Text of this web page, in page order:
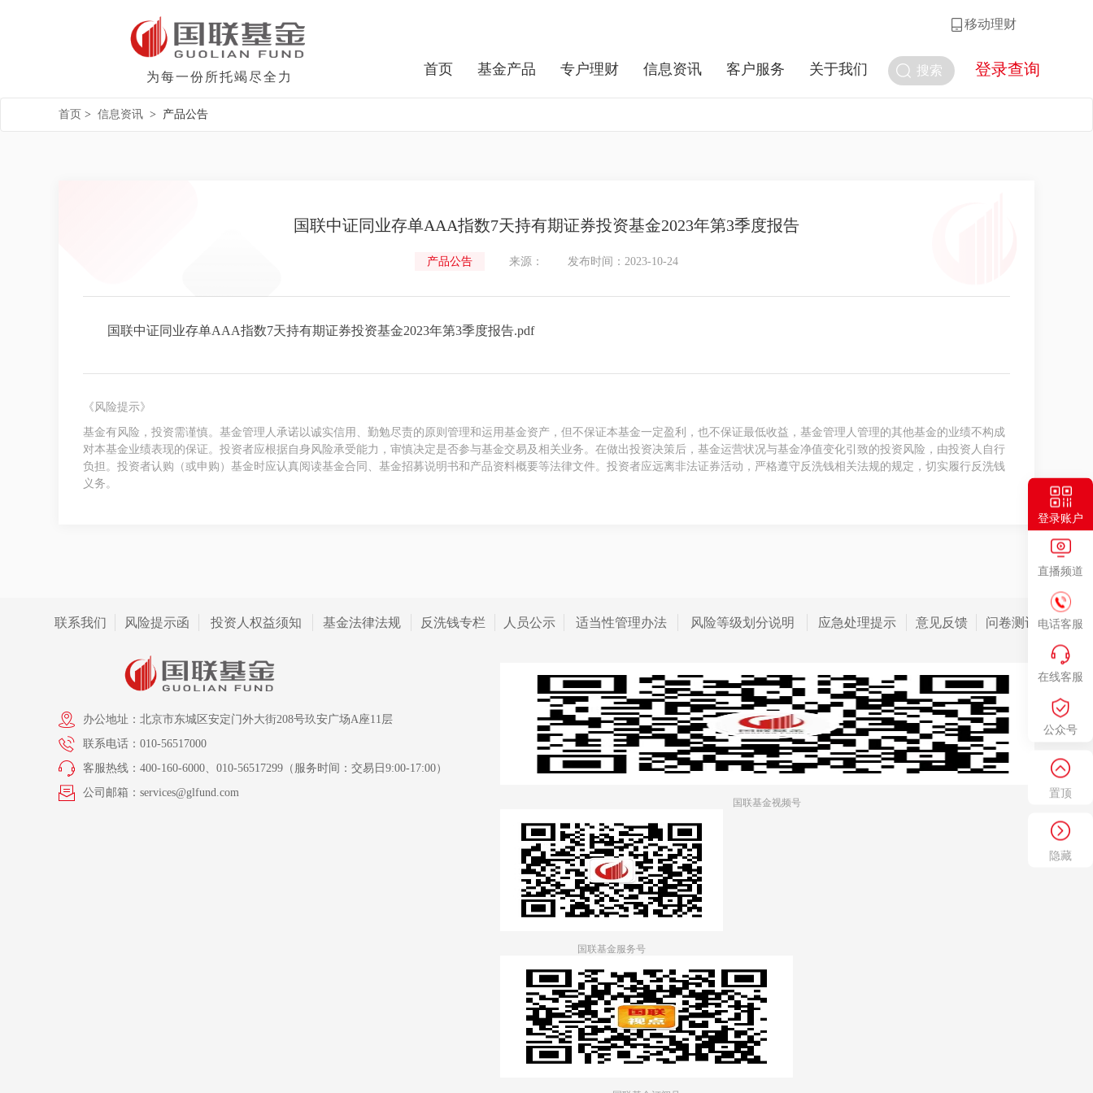
登录账户
直播频道
电话客服
在线客服
公众号
置顶
隐藏
移动理财
为每一份所托竭尽全力 搜索 登录查询
首页 基金产品 专户理财 信息资讯 客户服务 关于我们
首页 > 信息资讯 > 产品公告
国联中证同业存单AAA指数7天持有期证券投资基金2023年第3季度报告
产品公告 来源： 发布时间：2023-10-24
国联中证同业存单AAA指数7天持有期证券投资基金2023年第3季度报告.pdf
《风险提示》
基金有风险，投资需谨慎。基金管理人承诺以诚实信用、勤勉尽责的原则管理和运用基金资产，但不保证本基金一定盈利，也不保证最低收益，基金管理人管理的其他基金的业绩不构成
对本基金业绩表现的保证。投资者应根据自身风险承受能力，审慎决定是否参与基金交易及相关业务。在做出投资决策后，基金运营状况与基金净值变化引致的投资风险，由投资人自行
负担。投资者认购（或申购）基金时应认真阅读基金合同、基金招募说明书和产品资料概要等法律文件。投资者应远离非法证券活动，严格遵守反洗钱相关法规的规定，切实履行反洗钱
义务。
联系我们 风险提示函 投资人权益须知 基金法律法规 反洗钱专栏 人员公示 适当性管理办法 风险等级划分说明 应急处理提示 意见反馈 问卷测评
办公地址：北京市东城区安定门外大街208号玖安广场A座11层
联系电话：010-56517000
客服热线：400-160-6000、010-56517299（服务时间：交易日9:00-17:00）
公司邮箱：services@glfund.com
国联基金视频号
国联基金服务号